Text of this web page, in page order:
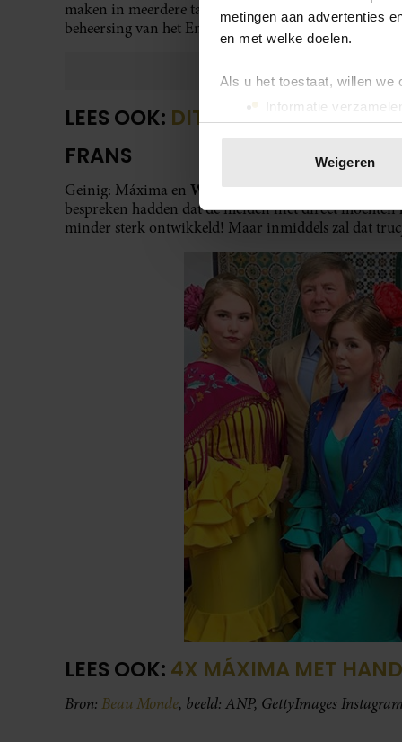
metingen aan advertenties
en met welke doelen.
Als u het toestaat, willen we
Informatie
Uw apparaat
toestemming op elk
We gebruiken cookies om
websiteverkeer te
media, adverteren en
verstrekt of die ze hebben
onze website blijft gebruiken.
Weigeren
maken in meerdere talen. Studies en scholen in het
beheersing van het Engels.
LEES OOK: DIT VINDT MÁXIMA
FRANS
Geinig: Máxima en Willem Alexander
bespreken hadden dat de meiden niet direct
minder sterk ontwikkeld! Maar inmiddels zal dat
LEES OOK: 4X MÁXIMA MET
Bron: Beau Monde, beeld: ANP, GettyImages